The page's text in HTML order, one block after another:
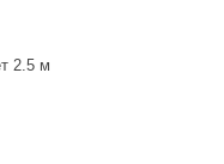
2.5 м